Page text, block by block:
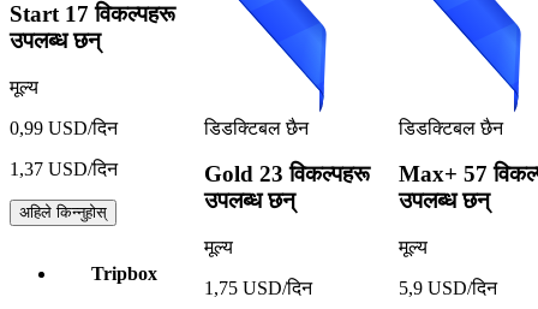
Start 17 विकल्पहरू
उपलब्ध छन्
मूल्य
0,99 USD/दिन
1,37 USD/दिन
अहिले किन्नुहोस्
Tripbox
डिडक्टिबल छैन
Gold 23 विकल्पहरू
उपलब्ध छन्
मूल्य
1,75 USD/दिन
डिडक्टिबल छैन
Max+ 57
उपलब्ध छन्
मूल्य
5,9 USD/दिन